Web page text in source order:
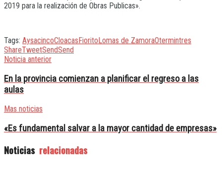
2019 para la realización de Obras Publicas».
Tags: AysacincoCloacasFioritoLomas de ZamoraOtermintres
ShareTweetSendSend
Noticia anterior
En la provincia comienzan a planificar el regreso a las
aulas
Mas noticias
«Es fundamental salvar a la mayor cantidad de empresas»
Noticias relacionadas